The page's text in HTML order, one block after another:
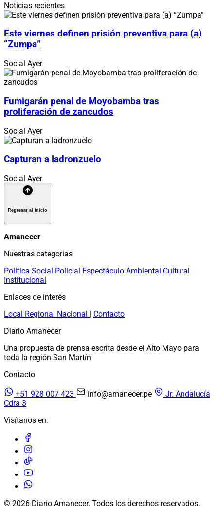
Noticias recientes
Este viernes definen prisión preventiva para (a)
“Zumpa”
Social Ayer
Fumigarán penal de Moyobamba tras
proliferación de zancudos
Social Ayer
Capturan a ladronzuelo
Social Ayer
Regresar al inicio
Amanecer
Nuestras categorías
Política Social Policial Espectáculo Ambiental Cultural
Institucional
Enlaces de interés
Local Regional Nacional | Contacto
Diario Amanecer
Una propuesta de prensa escrita desde el Alto Mayo para
toda la región San Martín
Contacto
+51 928 007 423 info@amanecer.pe
Jr. Andalucía
Cdra 3
Visítanos en:
© 2026 Diario Amanecer. Todos los derechos reservados.